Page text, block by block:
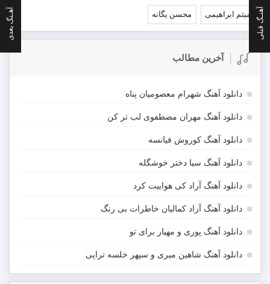
آهنـگ قبلی آهـنگ بعدی میثم ابراهیمی محسن یگانه
آخرین مطالب
دانلود آهنگ شهرام معصومیان پناه
دانلود آهنگ مهران مصطفوی لب تر کن
دانلود آهنگ کوروش فیانسه
دانلود آهنگ سیا دختر خوشگله
دانلود آهنگ آراد کی هواییت کرد
دانلود آهنگ آزاد کمالیان خاطرات بی رنگ
دانلود آهنگ پوری و مهیار برای تو
دانلود آهنگ شاهین میری و سپهر خلسه تراپی